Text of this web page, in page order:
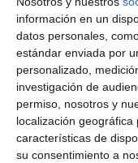
información en un
datos personales,
estándar enviada por
personalizado,
investigación de
permiso, nosotros y
localización
características de
su consentimiento a
El
10